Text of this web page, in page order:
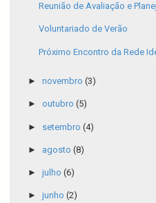
Reunião de Avaliação e
Voluntariado de Verão
Próximo Encontro da Rede
► novembro (3)
► outubro (5)
► setembro (4)
► agosto (8)
► julho (6)
► junho (2)